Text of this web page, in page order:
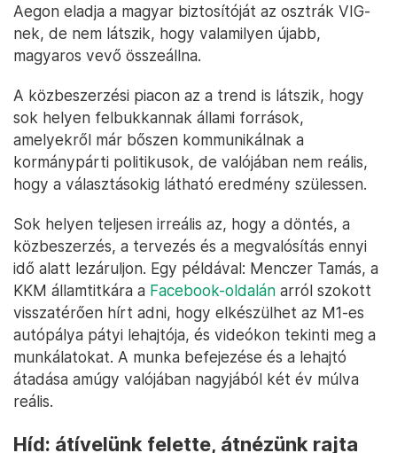
Aegon eladja a magyar biztosítóját az osztrák VIG-
nek, de nem látszik, hogy valamilyen újabb,
magyaros vevő összeállna.
A közbeszerzési piacon az a trend is látszik, hogy
sok helyen felbukkannak állami források,
amelyekről már bőszen kommunikálnak a
kormánypárti politikusok, de valójában nem reális,
hogy a választásokig látható eredmény szülessen.
Sok helyen teljesen irreális az, hogy a döntés, a
közbeszerzés, a tervezés és a megvalósítás ennyi
idő alatt lezáruljon. Egy példával: Menczer Tamás, a
KKM államtitkára a Facebook-oldalán arról szokott
visszatérően hírt adni, hogy elkészülhet az M1-es
autópálya pátyi lehajtója, és videókon tekinti meg a
munkálatokat. A munka befejezése és a lehajtó
átadása amúgy valójában nagyjából két év múlva
reális.
Híd: átívelünk felette, átnézünk rajta